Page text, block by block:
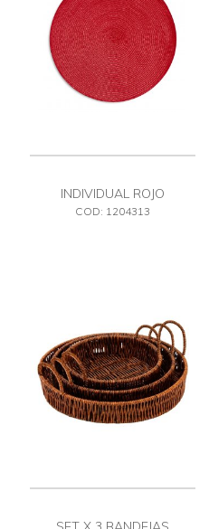
INDIVIDUAL ROJO
COD: 1204313